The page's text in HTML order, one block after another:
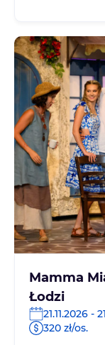
Mamma
Łodzi
21.11.2026 -
320 zł/os.